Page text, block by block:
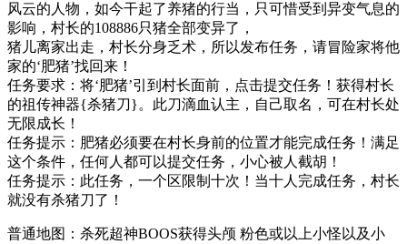
风云的人物，如今干起了养猪的行当，只可惜受到异变气息的
影响，村长的108886只猪全部变异了，
猪儿离家出走，村长分身乏术，所以发布任务，请冒险家将他
家的‘肥猪’找回来！
任务要求：将‘肥猪’引到村长面前，点击提交任务！获得村长
的祖传神器{杀猪刀}。此刀滴血认主，自己取名，可在村长处
无限成长！
任务提示：肥猪必须要在村长身前的位置才能完成任务！满足
这个条件，任何人都可以提交任务，小心被人截胡！
任务提示：此任务，一个区限制十次！当十人完成任务，村长
就没有杀猪刀了！
普通地图：杀死超神BOOS获得头颅 粉色或以上小怪以及小